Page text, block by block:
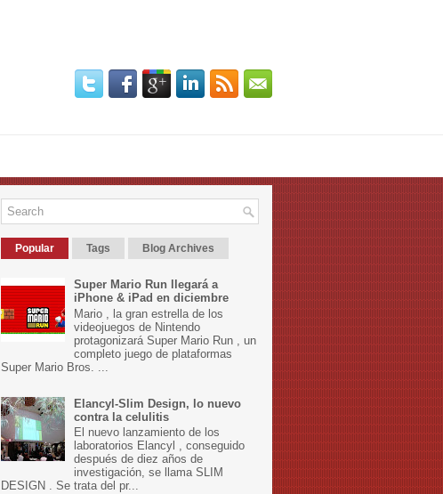
Popular Tags Blog Archives
Super Mario Run llegará a
iPhone & iPad en diciembre
Mario , la gran estrella de los
videojuegos de Nintendo
protagonizará Super Mario Run , un
completo juego de plataformas
Super Mario Bros. ...
Elancyl-Slim Design, lo nuevo
contra la celulitis
El nuevo lanzamiento de los
laboratorios Elancyl , conseguido
después de diez años de
investigación, se llama SLIM
DESIGN . Se trata del pr...